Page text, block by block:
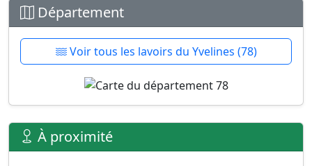
Département
Voir tous les lavoirs du Yvelines (78)
À proximité